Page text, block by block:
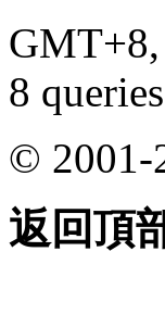
8
© 2001-
返回頂